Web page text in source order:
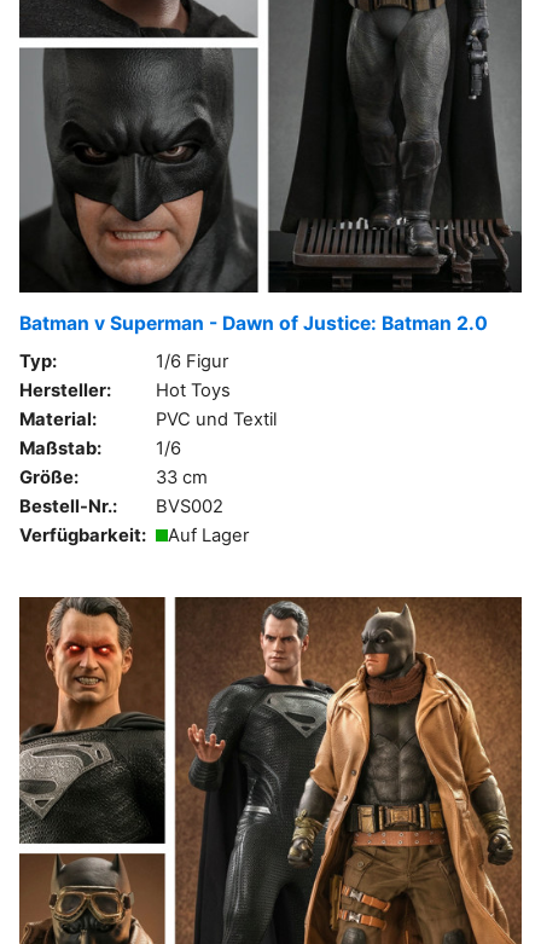
Batman v Superman - Dawn of Justice: Batman 2.0
Typ:
1/6 Figur
Hersteller:
Hot Toys
Material:
PVC und Textil
Maßstab:
1/6
Größe:
33 cm
Bestell-Nr.:
BVS002
Verfügbarkeit:
Auf Lager